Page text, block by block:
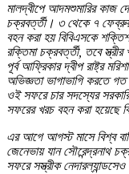
মালদ্বীপে আদমশুমারির কাজ
চক্রবর্ত্তী। ৩ থেকে ৭
বহন করা হয় বিবিএসকে
রক্তিমা চক্রবর্ত্তী, তবে
পূর্ব আফ্রিকার দ্বীপ রাষ্ট্র
অভিজ্ঞতা ভাগাভাগি করতে
ওই সফরে চার সদস্যের
সফরের খরচ বহন করা হয়েছে
এর আগে আগস্ট মাসে বিশ্ব
জেনেভায় যান সৌরেন্দ্রনাথ
সফরে সস্ত্রীক